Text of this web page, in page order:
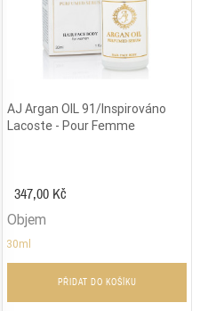
AJ Argan OIL 91/Inspirováno
Lacoste - Pour Femme
347,00 Kč
Objem
30ml
PŘIDAT DO KOŠÍKU